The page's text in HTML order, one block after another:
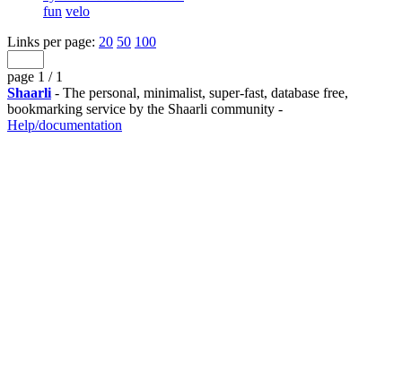
fun velo
Links per page: 20 50 100
page 1 / 1
Shaarli - The personal, minimalist, super-fast, database free,
bookmarking service by the Shaarli community -
Help/documentation